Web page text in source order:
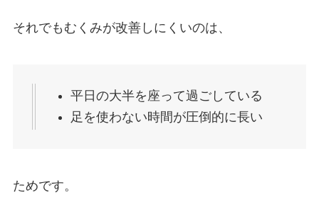
それでもむくみが改善しにくいのは、
平日の大半を座って過ごしている
足を使わない時間が圧倒的に長い
ためです。